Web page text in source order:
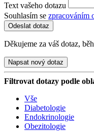
Text vašeho dotazu
Souhlasím se zpracováním
Děkujeme za váš dotaz,
Napsat nový dotaz
Filtrovat dotazy podle
Vše
Diabetologie
Endokrinologie
Obezitologie